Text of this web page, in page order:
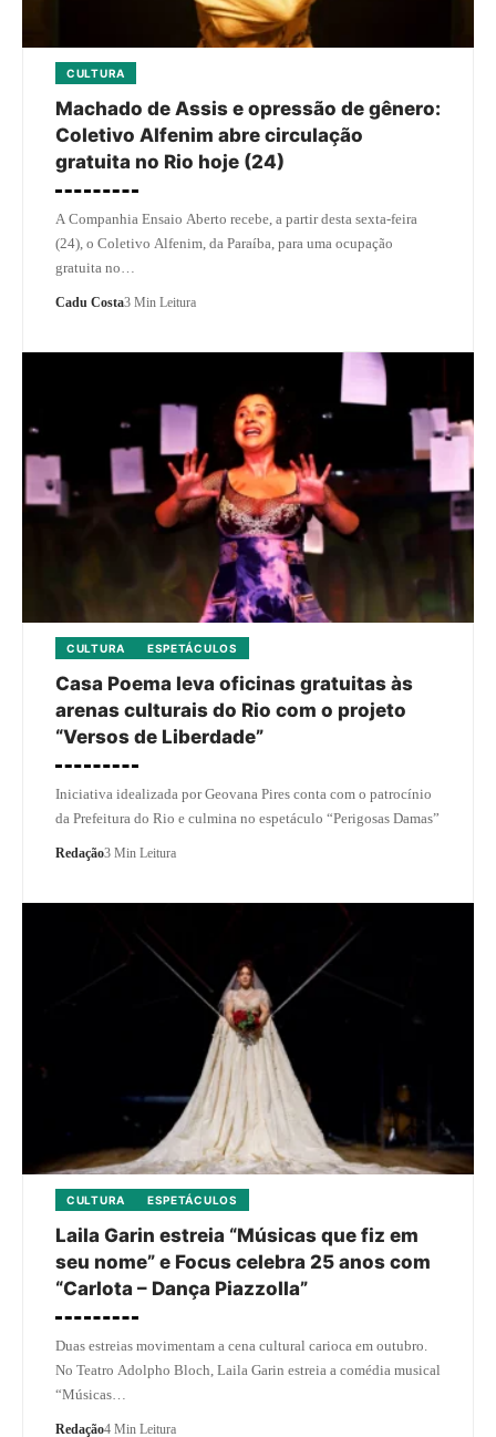
CULTURA
Machado de Assis e opressão de gênero:
Coletivo Alfenim abre circulação
gratuita no Rio hoje (24)
A Companhia Ensaio Aberto recebe, a partir desta sexta-feira
(24), o Coletivo Alfenim, da Paraíba, para uma ocupação
gratuita no…
Cadu Costa3 Min Leitura
CULTURA ESPETÁCULOS
Casa Poema leva oficinas gratuitas às
arenas culturais do Rio com o projeto
“Versos de Liberdade”
Iniciativa idealizada por Geovana Pires conta com o patrocínio
da Prefeitura do Rio e culmina no espetáculo “Perigosas Damas”
Redação3 Min Leitura
CULTURA ESPETÁCULOS
Laila Garin estreia “Músicas que fiz em
seu nome” e Focus celebra 25 anos com
“Carlota – Dança Piazzolla”
Duas estreias movimentam a cena cultural carioca em outubro.
No Teatro Adolpho Bloch, Laila Garin estreia a comédia musical
“Músicas…
Redação4 Min Leitura